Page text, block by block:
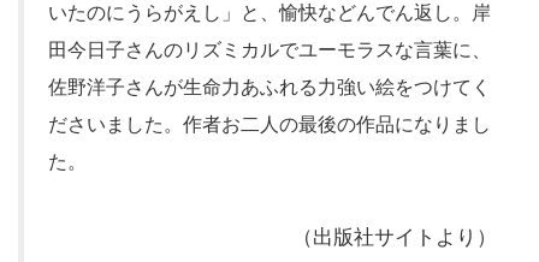
いたのにうらがえし」と、愉快などんでん返し。岸
田今日子さんのリズミカルでユーモラスな言葉に、
佐野洋子さんが生命力あふれる力強い絵をつけてく
ださいました。作者お二人の最後の作品になりまし
た。
（出版社サイトより）